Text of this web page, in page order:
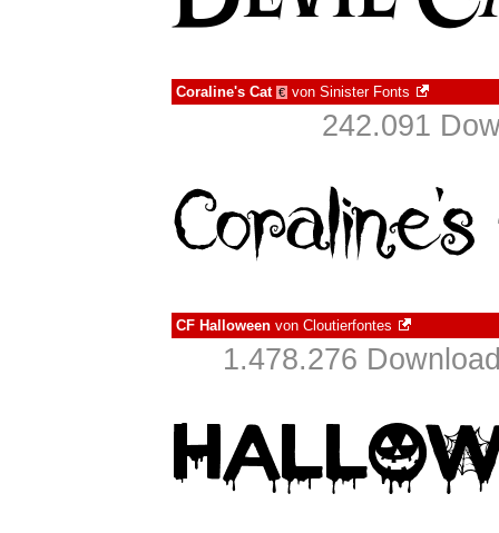
Coraline's Cat € von Sinister Fonts
242.091
CF Halloween von Cloutierfontes
1.478.276